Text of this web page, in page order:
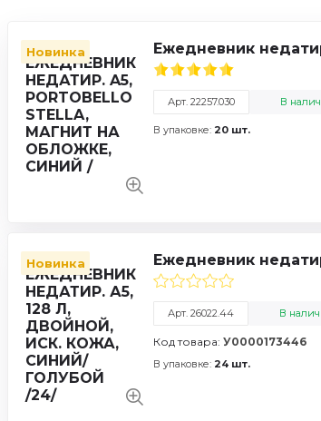
Новинка Ежедневник
Арт. 22257.030 В
В упаковке: 20 шт.
Новинка Ежедневник
Арт. 26022.44 В
Код товара: У0000173446
В упаковке: 24 шт.